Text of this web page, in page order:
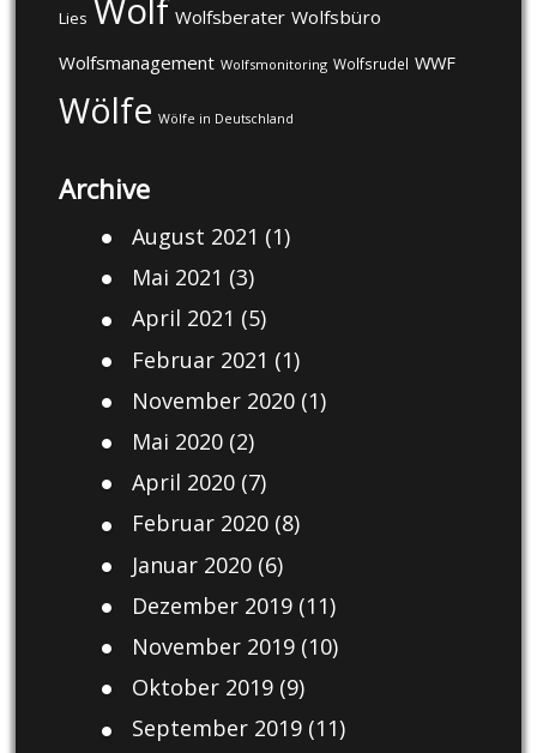
Lies Wolf Wolfsberater Wolfsbüro
Wolfsmanagement Wolfsmonitoring Wolfsrudel WWF
Wölfe Wölfe in Deutschland
Archive
August 2021 (1)
Mai 2021 (3)
April 2021 (5)
Februar 2021 (1)
November 2020(1)
Mai 2020(2)
April 2020(7)
Februar 2020(8)
Januar 2020(6)
Dezember 2019(11)
November 2019(10)
Oktober 2019(9)
September 2019(11)